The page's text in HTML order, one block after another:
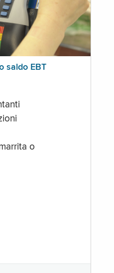
saldo EBT
o